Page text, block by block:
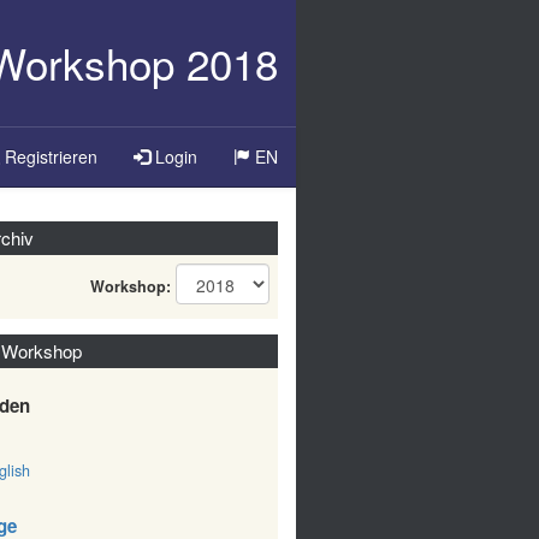
2018
Registrieren Login EN
Workshop: